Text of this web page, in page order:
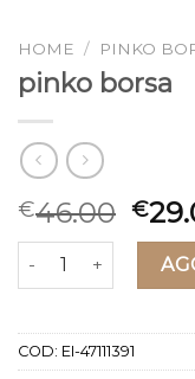
HOME / PINKO
pinko borsa
€46.00 €
pinko borsa
COD: EI-47111391